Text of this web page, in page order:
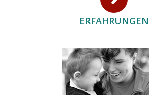
ERFAHRUNGEN